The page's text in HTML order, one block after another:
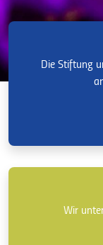
Die Stiftung
Wir